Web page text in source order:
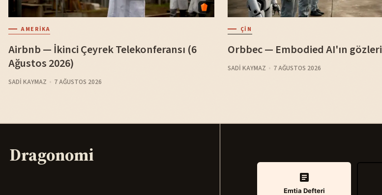
AMERIKA
Airbnb — İkinci Çeyrek Telekonferansı (6
Ağustos 2026)
SADI KAYMAZ 7 AĞUSTOS 2026
ÇIN
Orbbec — Embodied AI'ın gözleri
SADI KAYMAZ 7 AĞUSTOS 2026
Dragonomi
Emtia Defteri